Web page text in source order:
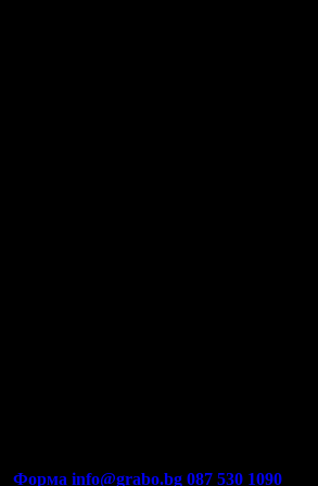
Форма info@grabo.bg 087 530 1090